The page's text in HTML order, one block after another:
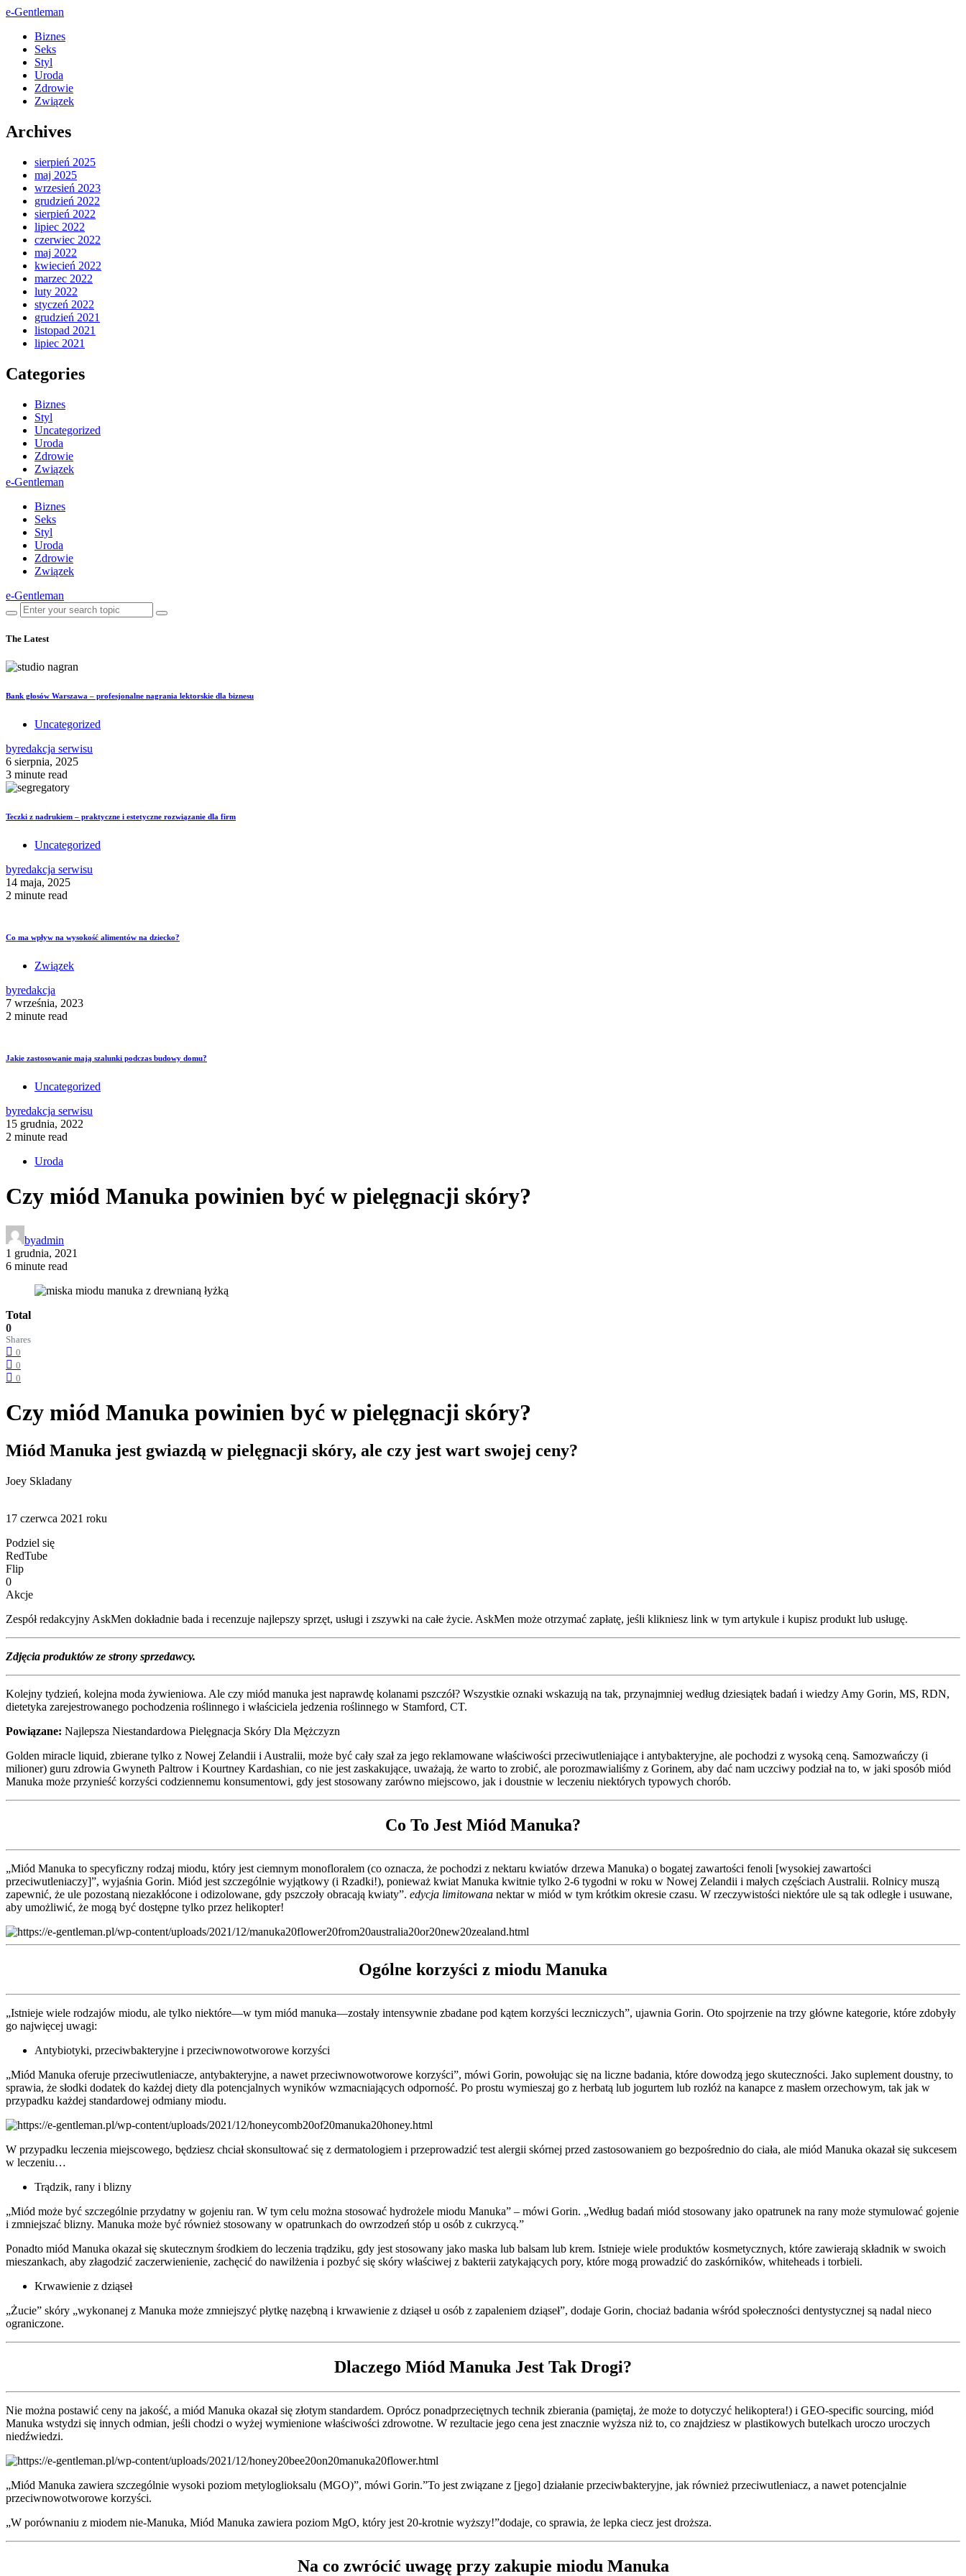
e-Gentleman
Biznes
Seks
Styl
Uroda
Zdrowie
Związek
Archives
sierpień 2025
maj 2025
wrzesień 2023
grudzień 2022
sierpień 2022
lipiec 2022
czerwiec 2022
maj 2022
kwiecień 2022
marzec 2022
luty 2022
styczeń 2022
grudzień 2021
listopad 2021
lipiec 2021
Categories
Biznes
Styl
Uncategorized
Uroda
Zdrowie
Związek
e-Gentleman
Biznes
Seks
Styl
Uroda
Zdrowie
Związek
e-Gentleman
The Latest
Bank głosów Warszawa – profesjonalne nagrania lektorskie dla biznesu
Uncategorized
byredakcja serwisu
6 sierpnia, 2025
3 minute read
Teczki z nadrukiem – praktyczne i estetyczne rozwiązanie dla firm
Uncategorized
byredakcja serwisu
14 maja, 2025
2 minute read
Co ma wpływ na wysokość alimentów na dziecko?
Związek
byredakcja
7 września, 2023
2 minute read
Jakie zastosowanie mają szalunki podczas budowy domu?
Uncategorized
byredakcja serwisu
15 grudnia, 2022
2 minute read
Uroda
Czy miód Manuka powinien być w pielęgnacji skóry?
byadmin
1 grudnia, 2021
6 minute read
Total
0
Shares
0
0
0
Czy miód Manuka powinien być w pielęgnacji skóry?
Miód Manuka jest gwiazdą w pielęgnacji skóry, ale czy jest wart swojej ceny?
Joey Skladany
17 czerwca 2021 roku
Podziel się
RedTube
Flip
0
Akcje
Zespół redakcyjny AskMen dokładnie bada i recenzuje najlepszy sprzęt, usługi i zszywki na całe życie. AskMen może otrzymać zapłatę, jeśli klikniesz link w tym artykule i kupisz produkt lub usługę.
Zdjęcia produktów ze strony sprzedawcy.
Kolejny tydzień, kolejna moda żywieniowa. Ale czy miód manuka jest naprawdę kolanami pszczół? Wszystkie oznaki wskazują na tak, przynajmniej według dziesiątek badań i wiedzy Amy Gorin, MS, RDN,
dietetyka zarejestrowanego pochodzenia roślinnego i właściciela jedzenia roślinnego w Stamford, CT.
Powiązane: Najlepsza Niestandardowa Pielęgnacja Skóry Dla Mężczyzn
Golden miracle liquid, zbierane tylko z Nowej Zelandii i Australii, może być cały szał za jego reklamowane właściwości przeciwutleniające i antybakteryjne, ale pochodzi z wysoką ceną. Samozwańczy (i
milioner) guru zdrowia Gwyneth Paltrow i Kourtney Kardashian, co nie jest zaskakujące, uważają, że warto to zrobić, ale porozmawialiśmy z Gorinem, aby dać nam uczciwy podział na to, w jaki sposób miód
Manuka może przynieść korzyści codziennemu konsumentowi, gdy jest stosowany zarówno miejscowo, jak i doustnie w leczeniu niektórych typowych chorób.
Co To Jest Miód Manuka?
„Miód Manuka to specyficzny rodzaj miodu, który jest ciemnym monofloralem (co oznacza, że pochodzi z nektaru kwiatów drzewa Manuka) o bogatej zawartości fenoli [wysokiej zawartości
przeciwutleniaczy]”, wyjaśnia Gorin. Miód jest szczególnie wyjątkowy (i Rzadki!), ponieważ kwiat Manuka kwitnie tylko 2-6 tygodni w roku w Nowej Zelandii i małych częściach Australii. Rolnicy muszą
zapewnić, że ule pozostaną niezakłócone i odizolowane, gdy pszczoły obracają kwiaty”. edycja limitowana nektar w miód w tym krótkim okresie czasu. W rzeczywistości niektóre ule są tak odległe i usuwane,
aby umożliwić, że mogą być dostępne tylko przez helikopter!
Ogólne korzyści z miodu Manuka
„Istnieje wiele rodzajów miodu, ale tylko niektóre—w tym miód manuka—zostały intensywnie zbadane pod kątem korzyści leczniczych”, ujawnia Gorin. Oto spojrzenie na trzy główne kategorie, które zdobyły
go najwięcej uwagi:
Antybiotyki, przeciwbakteryjne i przeciwnowotworowe korzyści
„Miód Manuka oferuje przeciwutleniacze, antybakteryjne, a nawet przeciwnowotworowe korzyści”, mówi Gorin, powołując się na liczne badania, które dowodzą jego skuteczności. Jako suplement doustny, to
sprawia, że słodki dodatek do każdej diety dla potencjalnych wyników wzmacniających odporność. Po prostu wymieszaj go z herbatą lub jogurtem lub rozłóż na kanapce z masłem orzechowym, tak jak w
przypadku każdej standardowej odmiany miodu.
W przypadku leczenia miejscowego, będziesz chciał skonsultować się z dermatologiem i przeprowadzić test alergii skórnej przed zastosowaniem go bezpośrednio do ciała, ale miód Manuka okazał się sukcesem
w leczeniu…
Trądzik, rany i blizny
„Miód może być szczególnie przydatny w gojeniu ran. W tym celu można stosować hydrożele miodu Manuka” – mówi Gorin. „Według badań miód stosowany jako opatrunek na rany może stymulować gojenie
i zmniejszać blizny. Manuka może być również stosowany w opatrunkach do owrzodzeń stóp u osób z cukrzycą.”
Ponadto miód Manuka okazał się skutecznym środkiem do leczenia trądziku, gdy jest stosowany jako maska lub balsam lub krem. Istnieje wiele produktów kosmetycznych, które zawierają składnik w swoich
mieszankach, aby złagodzić zaczerwienienie, zachęcić do nawilżenia i pozbyć się skóry właściwej z bakterii zatykających pory, które mogą prowadzić do zaskórników, whiteheads i torbieli.
Krwawienie z dziąseł
„Żucie” skóry „wykonanej z Manuka może zmniejszyć płytkę nazębną i krwawienie z dziąseł u osób z zapaleniem dziąseł”, dodaje Gorin, chociaż badania wśród społeczności dentystycznej są nadal nieco
ograniczone.
Dlaczego Miód Manuka Jest Tak Drogi?
Nie można postawić ceny na jakość, a miód Manuka okazał się złotym standardem. Oprócz ponadprzeciętnych technik zbierania (pamiętaj, że może to dotyczyć helikoptera!) i GEO-specific sourcing, miód
Manuka wstydzi się innych odmian, jeśli chodzi o wyżej wymienione właściwości zdrowotne. W rezultacie jego cena jest znacznie wyższa niż to, co znajdziesz w plastikowych butelkach uroczo uroczych
niedźwiedzi.
„Miód Manuka zawiera szczególnie wysoki poziom metyloglioksalu (MGO)”, mówi Gorin.”To jest związane z [jego] działanie przeciwbakteryjne, jak również przeciwutleniacz, a nawet potencjalnie
przeciwnowotworowe korzyści.
„W porównaniu z miodem nie-Manuka, Miód Manuka zawiera poziom MgO, który jest 20-krotnie wyższy!”dodaje, co sprawia, że lepka ciecz jest droższa.
Na co zwrócić uwagę przy zakupie miodu Manuka